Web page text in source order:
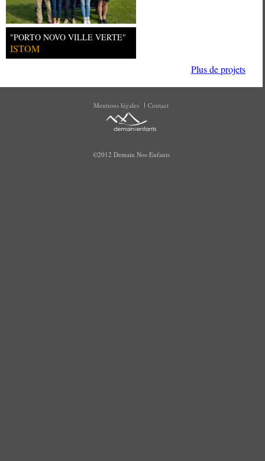
"PORTO NOVO VILLE VERTE"
ISTOM
Plus de projets
Mentions légales Contact
©2012 Demain Nos Enfants